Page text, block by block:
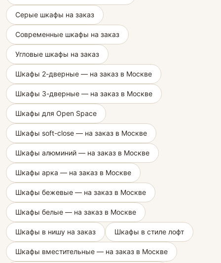
Серые шкафы на заказ
Современные шкафы на заказ
Угловые шкафы на заказ
Шкафы 2-дверные — на заказ в Москве
Шкафы 3-дверные — на заказ в Москве
Шкафы для Open Space
Шкафы soft-close — на заказ в Москве
Шкафы алюминий — на заказ в Москве
Шкафы арка — на заказ в Москве
Шкафы бежевые — на заказ в Москве
Шкафы белые — на заказ в Москве
Шкафы в нишу на заказ Шкафы в стиле лофт
Шкафы вместительные — на заказ в Москве